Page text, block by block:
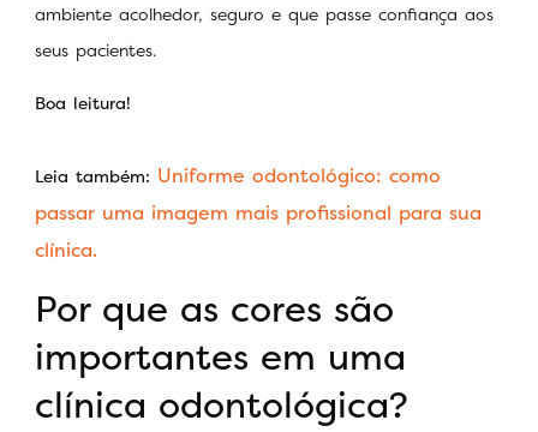
ambiente acolhedor, seguro e que passe confiança aos
seus pacientes.
Boa leitura!
Leia também: Uniforme odontológico: como
passar uma imagem mais profissional para sua
clínica.
Por que as cores são
importantes em uma
clínica odontológica?